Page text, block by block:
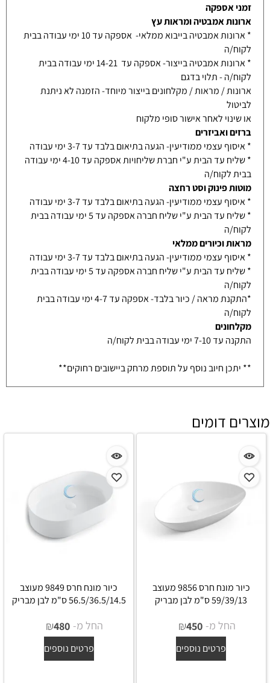
זמני אספקה
ארונות אמבטיה ומראות עץ
* ארונות אמבטיה בייבוא ממלאי- אספקה עד 10 ימי עבודה בבית
לקוח/ה
* ארונות אמבטיה בייצור- אספקה עד 14-21 ימי עבודה בבית
לקוח/ה - תלוי בדגם
ארונות / מראות / מקלחונים בייצור מיוחד- הזמנה לא ניתנת
לביטול
או שינוי לאחר אישור סופי מלקוח
ברזים ואביזרים
* איסוף עצמי ממודיעין- הגעה בתיאום בלבד עד 3-7 ימי עבודה
* שליח עד הבית ע"י חברת שליחויות אספקה עד 4-10 ימי עבודה
בבית לקוח/ה
מוטות פינוק וסט רחצה
* איסוף עצמי ממודיעין- הגעה בתיאום בלבד עד 3-7 ימי עבודה
* שליח עד הבית ע"י שליח חברה אספקה עד 5 ימי עבודה בבית
לקוח/ה
מראות וכיורים ממלאי
* איסוף עצמי ממודיעין- הגעה בתיאום בלבד עד 3-7 ימי עבודה
* שליח עד הבית ע"י שליח חברה אספקה עד 5 ימי עבודה בבית
לקוח/ה
*התקנת מראה / כיור בלבד- אספקה עד 4-7 ימי עבודה בבית
לקוח/ה
מקלחונים
התקנה עד 7-10 ימי עבודה בבית לקוח/ה
** יתכן חיוב נוסף על תוספת מרחק ביישובים רחוקים**
מוצרים דומים
כיור מונח חרס 9856 מעוצב
59/39/13 ס"מ לבן מבריק
החל מ- ₪450
פרטים נוספים
כיור מונח חרס 9849 מעוצב
56.5/36.5/14.5 ס"מ לבן מבריק
החל מ- ₪480
פרטים נוספים